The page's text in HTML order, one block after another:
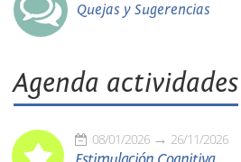
Quejas y Sugerencias
Agenda actividades
08/01/2026 26/11/2026